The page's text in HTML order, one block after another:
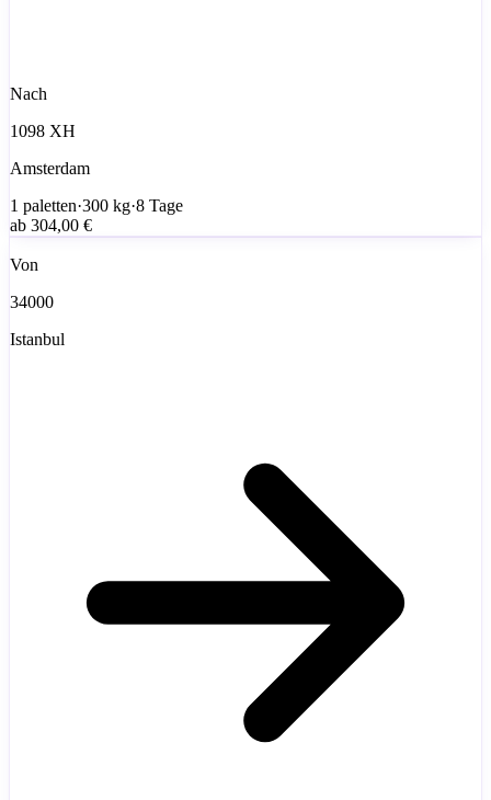
Nach
1098 XH
Amsterdam
1 paletten·300 kg·8 Tage
ab 304,00 €
Von
34000
Istanbul